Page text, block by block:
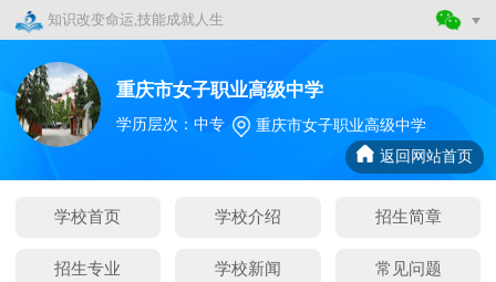
知识改变命运,技能成就人生
重庆市女子职业高级中学
重庆市女子职业高级中学
学历层次：中专
返回网站首页
学校首页 学校介绍 招生简章
招生专业 学校新闻 常见问题